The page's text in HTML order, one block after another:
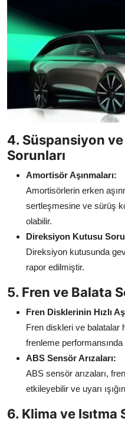
4. Süspansiyon
Sorunları
Amortisör Aşınmaları:
Amortisörlerin erken
sertleşmesine ve sürüş
olabilir.
Direksiyon Kutusu
Direksiyon kutusunda
rapor edilmiştir.
5. Fren ve Balata
Fren Disklerinin Hızlı
Fren diskleri ve balatalar
frenleme
ABS Sensör Arızaları:
ABS sensör arızaları,
etkileyebilir ve uyarı
6. Klima ve Isıtma